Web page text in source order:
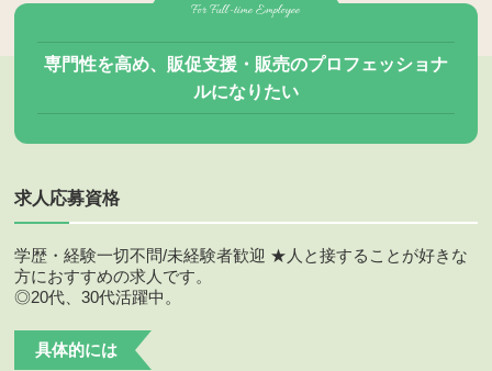
For Full-time Employee
専門性を高め、販促支援・販売のプロフェッショナ
ルになりたい
求人応募資格
学歴・経験一切不問/未経験者歓迎 ★人と接することが好きな
方におすすめの求人です。
◎20代、30代活躍中。
具体的には